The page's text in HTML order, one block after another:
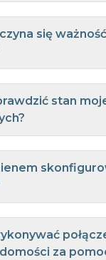
się
stan
za